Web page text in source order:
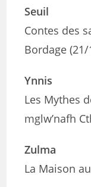
Seuil
Contes des
Bordage (21/
Ynnis
Les Mythes
mglw’nafh
Zulma
La Maison